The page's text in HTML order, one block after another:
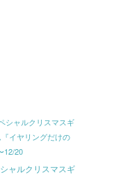
シャルクリスマスギ
イヤリングだけの
12/20
ャルクリスマスギ